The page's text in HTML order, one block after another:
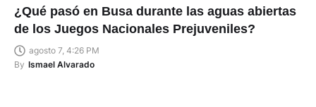
¿Qué pasó en Busa durante las aguas abiertas
de los Juegos Nacionales Prejuveniles?
agosto 7, 4:26 PM
By Ismael Alvarado